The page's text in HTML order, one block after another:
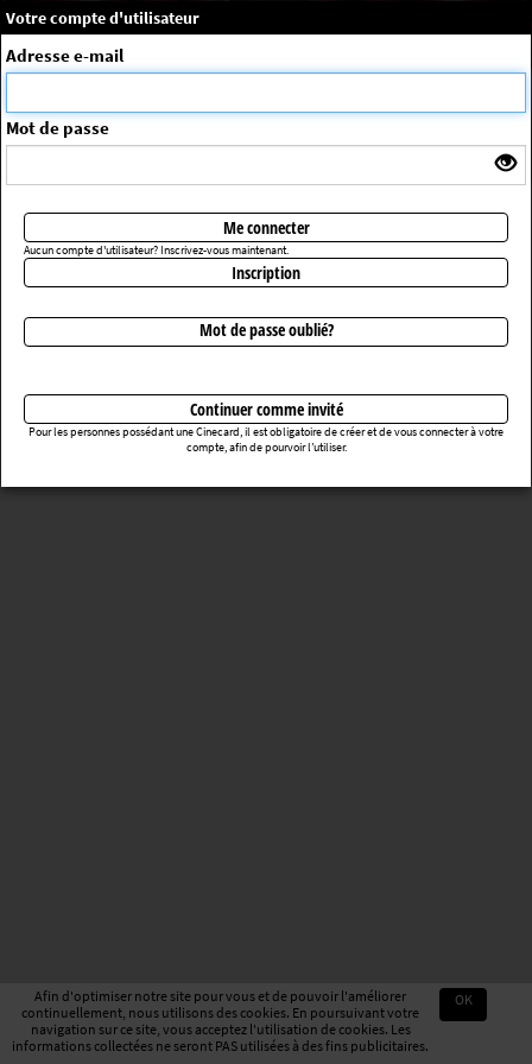
Afin d'optimiser notre site pour vous et de pouvoir l'améliorer
continuellement, nous utilisons des cookies. En poursuivant votre
navigation sur ce site, vous acceptez l'utilisation de cookies. Les
informations collectées ne seront PAS utilisées à des fins publicitaires.
OK
Message système
La séance choisie n'a pas été trouvée
Votre compte d'utilisateur
Adresse e-mail
Mot de passe
Me connecter
Aucun compte d'utilisateur? Inscrivez-vous maintenant.
Inscription
Mot de passe oublié?
Continuer comme invité
Pour les personnes possédant une Cinecard, il est obligatoire de créer et de vous connecter à votre
compte, afin de pourvoir l’utiliser.